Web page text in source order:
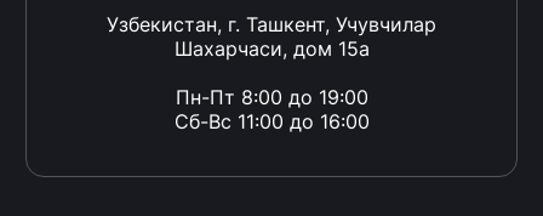
Узбекистан, г. Ташкент, Учувчилар
Шахарчаси, дом 15а
Пн-Пт 8:00 до 19:00
Сб-Вс 11:00 до 16:00